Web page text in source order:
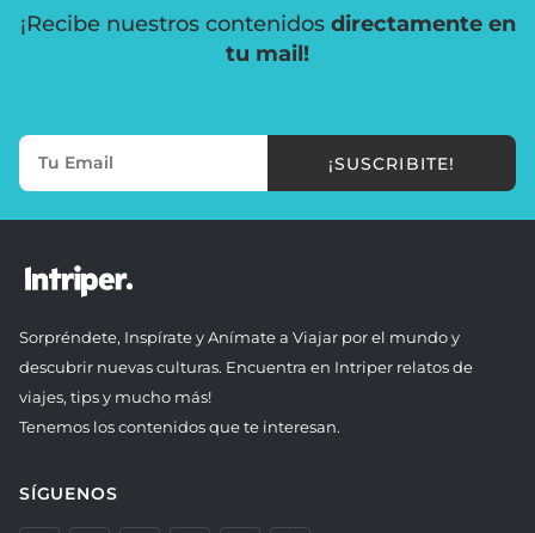
¡Recibe nuestros contenidos directamente en
tu mail!
¡SUSCRIBITE!
Sorpréndete, Inspírate y Anímate a Viajar por el mundo y
descubrir nuevas culturas. Encuentra en Intriper relatos de
viajes, tips y mucho más!
Tenemos los contenidos que te interesan.
SÍGUENOS